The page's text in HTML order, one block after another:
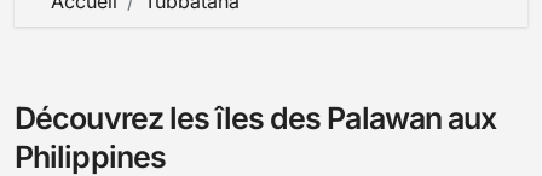
Découvrez les îles des Palawan aux
Philippines